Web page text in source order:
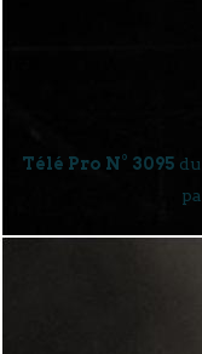
Télé Pro N° 3095